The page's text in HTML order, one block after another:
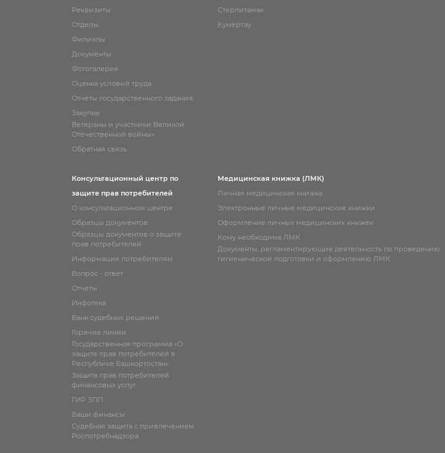
Реквизиты
Отделы
Филиалы
Документы
Фотогалерея
Оценка условий труда
Отчёты государственного задания
Закупки
Ветераны и участники Великой
Отечественной войны»
Обратная связь
Стерлитамак
Кумертау
Консультационный центр по
защите прав потребителей
О консультационном центре
Образцы документов
Образцы документов о защите
прав потребителей
Информация потребителям
Вопрос - ответ
Отчеты
Инфотека
Банк судебных решений
Горячие линии
Государственная программа «О
защите прав потребителей в
Республике Башкортостан»
Защита прав потребителей
финансовых услуг
ГИР ЗПП
Ваши финансы
Судебная защита с привлечением
Роспотребнадзора
Медицинская книжка (ЛМК)
Личная медицинская книжка
Электронные личные медицинские книжки
Оформление личных медицинских книжек
Кому необходима ЛМК
Документы, регламентирующие деятельность по проведению
гигиенической подготовки и оформлению ЛМК